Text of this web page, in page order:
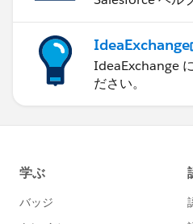
IdeaExchange
IdeaExchange
ださい。